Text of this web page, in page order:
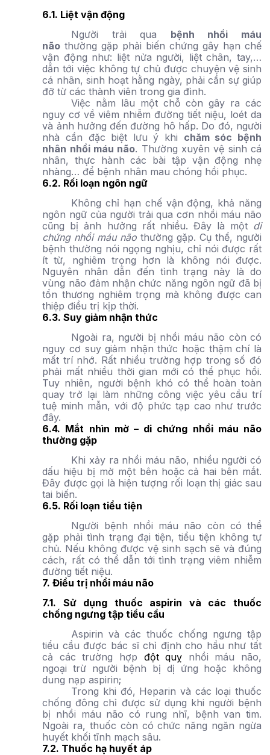
6.1. Liệt vận động
Người trải qua bệnh nhồi máu
não thường gặp phải biến chứng gây hạn chế
vận động như: liệt nửa người, liệt chân, tay,…
dẫn tới việc không tự chủ được chuyện vệ sinh
cá nhân, sinh hoạt hằng ngày, phải cần sự giúp
đỡ từ các thành viên trong gia đình.
Việc nằm lâu một chỗ còn gây ra các
nguy cơ về viêm nhiễm đường tiết niệu, loét da
và ảnh hưởng đến đường hô hấp. Do đó, người
nhà cần đặc biệt lưu ý khi chăm sóc bệnh
nhân nhồi máu não. Thường xuyên vệ sinh cá
nhân, thực hành các bài tập vận động nhẹ
nhàng… để bệnh nhân mau chóng hồi phục.
6.2. Rối loạn ngôn ngữ
Không chỉ hạn chế vận động, khả năng
ngôn ngữ của người trải qua cơn nhồi máu não
cũng bị ảnh hưởng rất nhiều. Đây là một di
chứng nhồi máu não thường gặp. Cụ thể, người
bệnh thường nói ngọng nghịu, chỉ nói được rất
ít từ, nghiêm trọng hơn là không nói được.
Nguyên nhân dẫn đến tình trạng này là do
vùng não đảm nhận chức năng ngôn ngữ đã bị
tổn thương nghiêm trọng mà không được can
thiệp điều trị kịp thời.
6.3. Suy giảm nhận thức
Ngoài ra, người bị nhồi máu não còn có
nguy cơ suy giảm nhận thức hoặc thậm chí là
mất trí nhớ. Rất nhiều trường hợp trong số đó
phải mất nhiều thời gian mới có thể phục hồi.
Tuy nhiên, người bệnh khó có thể hoàn toàn
quay trở lại làm những công việc yêu cầu trí
tuệ minh mẫn, với độ phức tạp cao như trước
đây.
6.4. Mắt nhìn mờ – di chứng nhồi máu não
thường gặp
Khi xảy ra nhồi máu não, nhiều người có
dấu hiệu bị mờ một bên hoặc cả hai bên mắt.
Đây được gọi là hiện tượng rối loạn thị giác sau
tai biến.
6.5. Rối loạn tiểu tiện
Người bệnh nhồi máu não còn có thể
gặp phải tình trạng đại tiện, tiểu tiện không tự
chủ. Nếu không được vệ sinh sạch sẽ và đúng
cách, rất có thể dẫn tới tình trạng viêm nhiễm
đường tiết niệu.
7. Điều trị nhồi máu não
7.1. Sử dụng thuốc aspirin và các thuốc
chống ngưng tập tiểu cầu
Aspirin và các thuốc chống ngưng tập
tiểu cầu được bác sĩ chỉ định cho hầu như tất
cả các trường hợp đột quỵ nhồi máu não,
ngoại trừ người bệnh bị dị ứng hoặc không
dung nạp aspirin;
Trong khi đó, Heparin và các loại thuốc
chống đông chỉ được sử dụng khi người bệnh
bị nhồi máu não có rung nhĩ, bệnh van tim.
Ngoài ra, thuốc còn có chức năng ngăn ngừa
huyết khối tĩnh mạch sâu.
7.2. Thuốc hạ huyết áp